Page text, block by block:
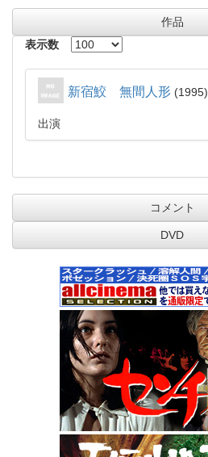
作品
表示数
新宿鮫 無間人形 1995
出演
コメント
DVD